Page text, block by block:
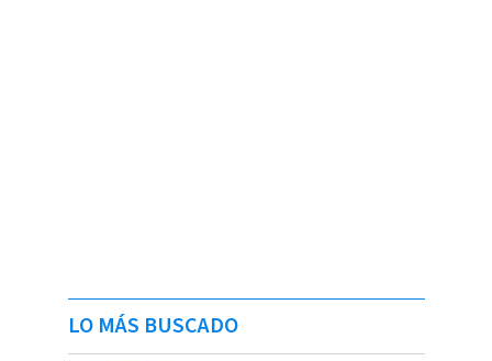
LO MÁS BUSCADO